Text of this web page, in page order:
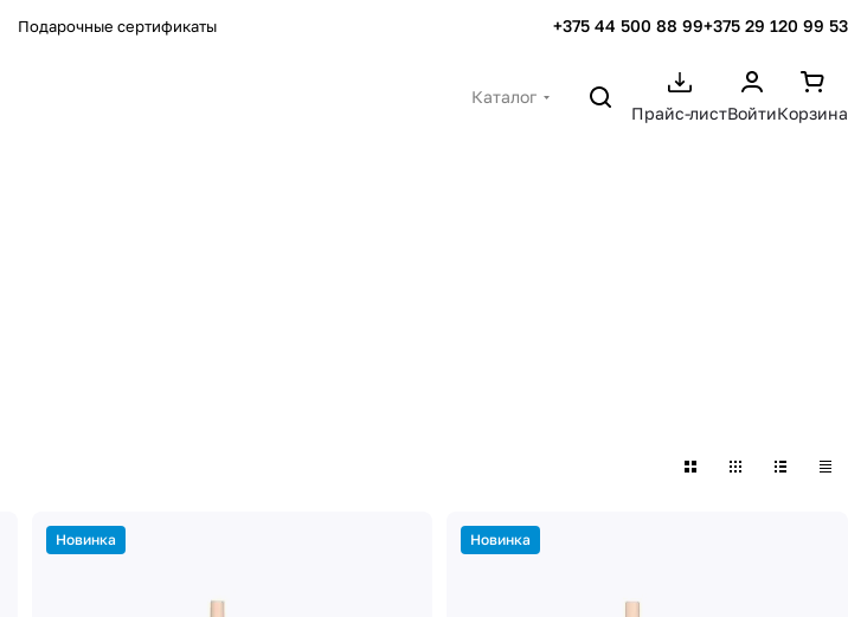
Подарочные сертификаты +375 44 500 88 99+375 29 120 99 53
Каталог
Прайс-листВойтиКорзина
Новинка Новинка